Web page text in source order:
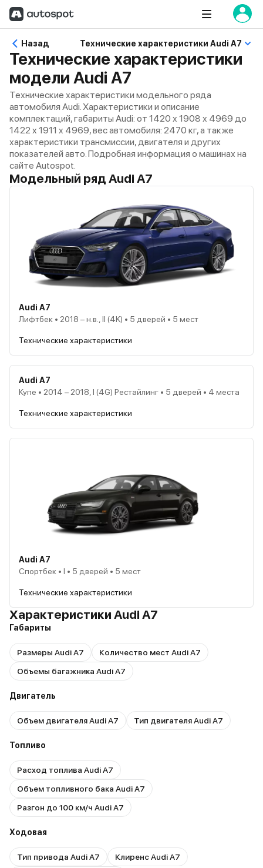
Назад Технические характеристики Audi A7
Технические характеристики
модели Audi A7
Технические характеристики модельного ряда
автомобиля Audi. Характеристики и описание
комплектаций, габариты Audi: от 1420 x 1908 x 4969 до
1422 x 1911 x 4969, вес автомобиля: 2470 кг, а также
характеристики трансмиссии, двигателя и других
показателей авто. Подробная информация о машинах на
сайте Autospot.
Модельный ряд Audi A7
Audi A7
Лифтбек • 2018 – н.в., II (4K) • 5 дверей • 5 мест
Технические характеристики
Audi A7
Купе • 2014 – 2018, I (4G) Рестайлинг • 5 дверей • 4 места
Технические характеристики
Audi A7
Спортбек • I • 5 дверей • 5 мест
Технические характеристики
Характеристики Audi A7
Габариты
Размеры Audi A7
Количество мест Audi A7
Объемы багажника Audi A7
Двигатель
Объем двигателя Audi A7 Тип двигателя Audi A7
Топливо
Расход топлива Audi A7
Объем топливного бака Audi A7
Разгон до 100 км/ч Audi A7
Ходовая
Тип привода Audi A7
Клиренс Audi A7